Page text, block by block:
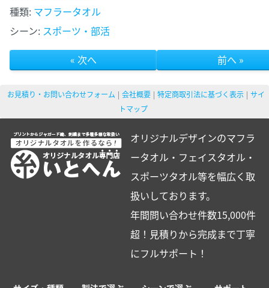
種類: マフラータオル
シーン: スポーツ・部活
« 次へ
前へ »
お見積り・お問い合わせフォーム 会社概要 特定商取引法に基づく表示
サイ
トマップ
オリジナルデザインのマフラ
ータオル・フェイスタオル・
スポーツタオル等を幅広く取
扱いしております。
年間問い合わせ件数15,000件
超！見積りから完成まで丁寧
にフルサポート！